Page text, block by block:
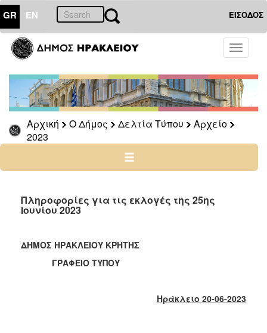
GR EN ΕΙΣΟΔΟΣ
Toggle
Αρχική Ο Δήμος Δελτία Τύπου
Αρχείο
2023
ΔΗΜΟΣ
Δελτία
Τύπου
Αρχείο
2026
2025
2022
2021
2019
2018
Πληροφορίες για τις εκλογές της 25ης
Ιουνίου 2023
ΔΗΜΟΣ ΗΡΑΚΛΕΙΟΥ ΚΡΗΤΗΣ
ΓΡΑΦΕΙΟ ΤΥΠΟΥ
Ηράκλειο 20-06-2023